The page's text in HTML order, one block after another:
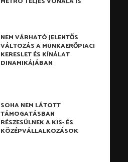
NEM VÁRHATÓ JELENTŐS
VÁLTOZÁS A MUNKAERŐPIACI
KERESLET ÉS KÍNÁLAT
DINAMIKÁJÁBAN
SOHA NEM LÁTOTT
TÁMOGATÁSBAN
RÉSZESÜLNEK A KIS- ÉS
KÖZÉPVÁLLALKOZÁSOK